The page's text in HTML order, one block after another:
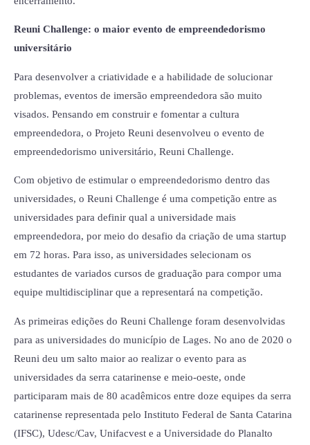
Reuni Challenge: o maior evento de empreendedorismo
universitário
Para desenvolver a criatividade e a habilidade de solucionar
problemas, eventos de imersão empreendedora são muito
visados. Pensando em construir e fomentar a cultura
empreendedora, o Projeto Reuni desenvolveu o evento de
empreendedorismo universitário, Reuni Challenge.
Com objetivo de estimular o empreendedorismo dentro das
universidades, o Reuni Challenge é uma competição entre as
universidades para definir qual a universidade mais
empreendedora, por meio do desafio da criação de uma startup
em 72 horas. Para isso, as universidades selecionam os
estudantes de variados cursos de graduação para compor uma
equipe multidisciplinar que a representará na competição.
As primeiras edições do Reuni Challenge foram desenvolvidas
para as universidades do município de Lages. No ano de 2020 o
Reuni deu um salto maior ao realizar o evento para as
universidades da serra catarinense e meio-oeste, onde
participaram mais de 80 acadêmicos entre doze equipes da serra
catarinense representada pelo Instituto Federal de Santa Catarina
(IFSC), Udesc/Cav, Unifacvest e a Universidade do Planalto